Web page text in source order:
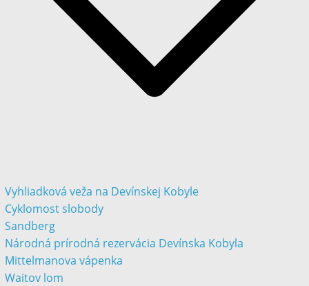
Vyhliadková veža na Devínskej Kobyle
Cyklomost slobody
Sandberg
Národná prírodná rezervácia Devínska Kobyla
Mittelmanova vápenka
Waitov lom